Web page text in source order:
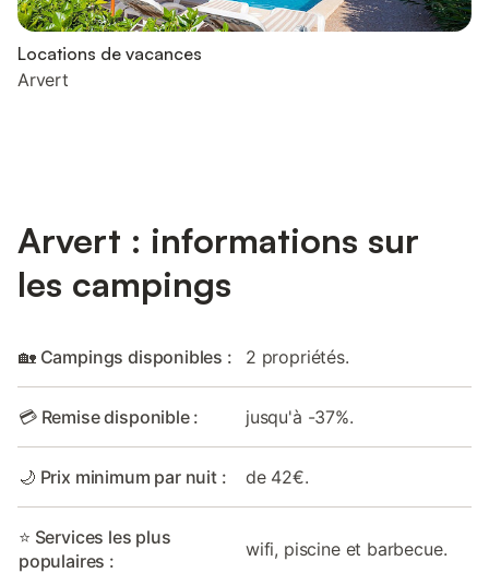
Locations de vacances
Arvert
Arvert : informations sur
les campings
🏡 Campings disponibles : 2 propriétés.
💳 Remise disponible : jusqu'à -37%.
🌙 Prix minimum par nuit : de 42€.
⭐ Services les plus
populaires :
wifi, piscine et barbecue.